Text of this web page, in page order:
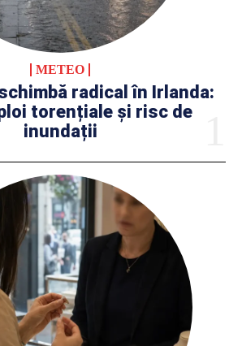
METEO
radical în Irlanda:
torențiale și risc de
inundații